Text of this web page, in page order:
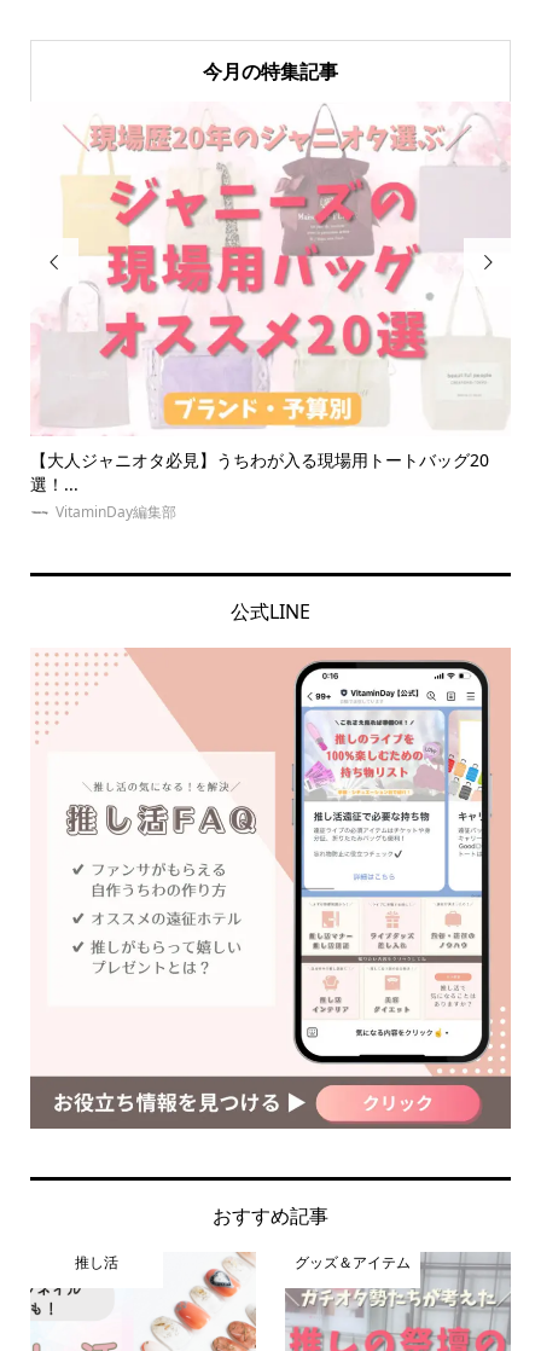
今月の特集記事

バッグ20
【体験】東京の安い推し活ホテル紹介！地方遠征民オタ
ゆめみぃ

公式LINE
おすすめ記事
推し活 グッズ＆アイテム